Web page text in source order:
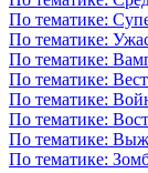
По тематике:
По тематике:
По тематике:
По тематике:
По тематике:
По тематике:
По тематике:
По тематике: